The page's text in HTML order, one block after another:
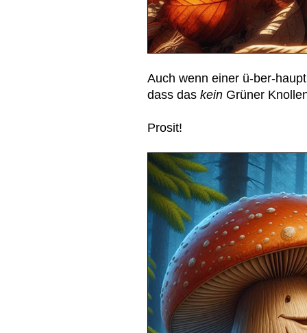
Auch wenn einer ü-ber-
dass das kein Grüner
Prosit!